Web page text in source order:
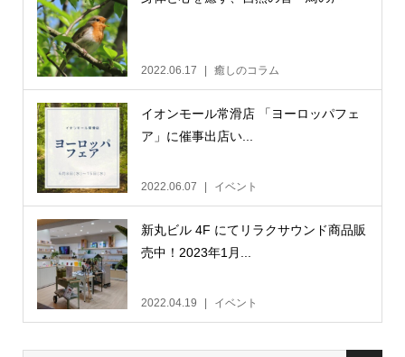
2022.06.17 癒しのコラム
イオンモール常滑店 「ヨーロッパフェ
ア」に催事出店い...
2022.06.07 イベント
新丸ビル 4F にてリラクサウンド商品販
売中！2023年1月...
2022.04.19 イベント